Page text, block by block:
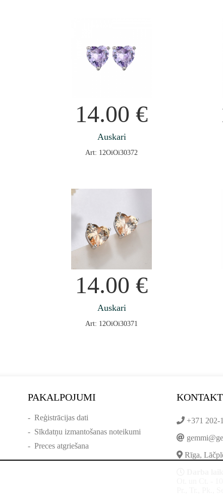
14.00€
Auskari
Art: 12OiOi30372
14.00€
Auskari
Art: 12OiOi30371
PAKALPOJUMI
- Reģistrācijas dati
- Sīkdatņu izmantošanas noteikumi
- Preces atgriešana
+371 202-
Rīga,